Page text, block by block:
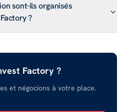
sont-ils organisés
?
Factory ?
et négocions à votre place.